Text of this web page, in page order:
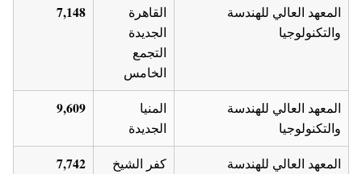
المعهد العالي للهندسة
والتكنولوجيا
القاهرة
الجديدة
التجمع
الخامس
7,148
المعهد العالي للهندسة
والتكنولوجيا
المنيا
الجديدة
9,609
المعهد العالي للهندسة
كفر الشيخ 7,742